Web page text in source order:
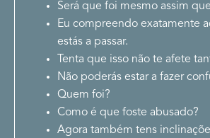
Será que foi mesmo assim
Eu compreendo exatamente
estás a passar.
Tenta que isso não te afete
Não poderás estar a fazer
Quem foi?
Como é que foste abusado?
Agora também tens